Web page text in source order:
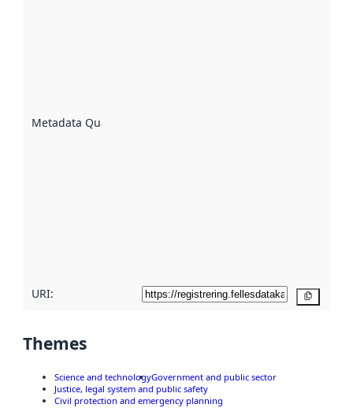
Metadata Quality
URI:
Themes
Science and technologyGovernment and public sector
Justice, legal system and public safety
Civil protection and emergency planning